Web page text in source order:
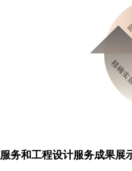
服务和工程设计服务成果展